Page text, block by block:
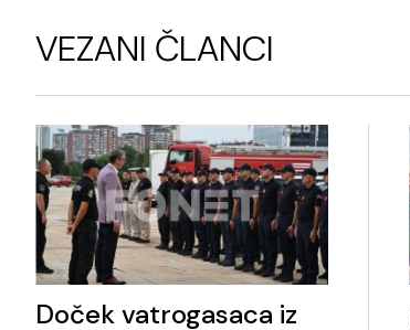
VEZANI ČLANCI
Doček vatrogasaca iz